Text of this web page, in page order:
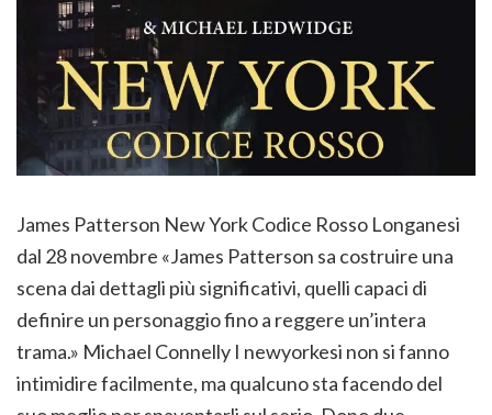
James Patterson New York Codice Rosso Longanesi
dal 28 novembre «James Patterson sa costruire una
scena dai dettagli più significativi, quelli capaci di
definire un personaggio fino a reggere un’intera
trama.» Michael Connelly I newyorkesi non si fanno
intimidire facilmente, ma qualcuno sta facendo del